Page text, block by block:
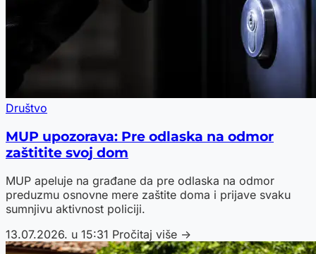
Društvo
MUP upozorava: Pre odlaska na odmor
zaštitite svoj dom
MUP apeluje na građane da pre odlaska na odmor
preduzmu osnovne mere zaštite doma i prijave svaku
sumnjivu aktivnost policiji.
13.07.2026. u 15:31 Pročitaj više →